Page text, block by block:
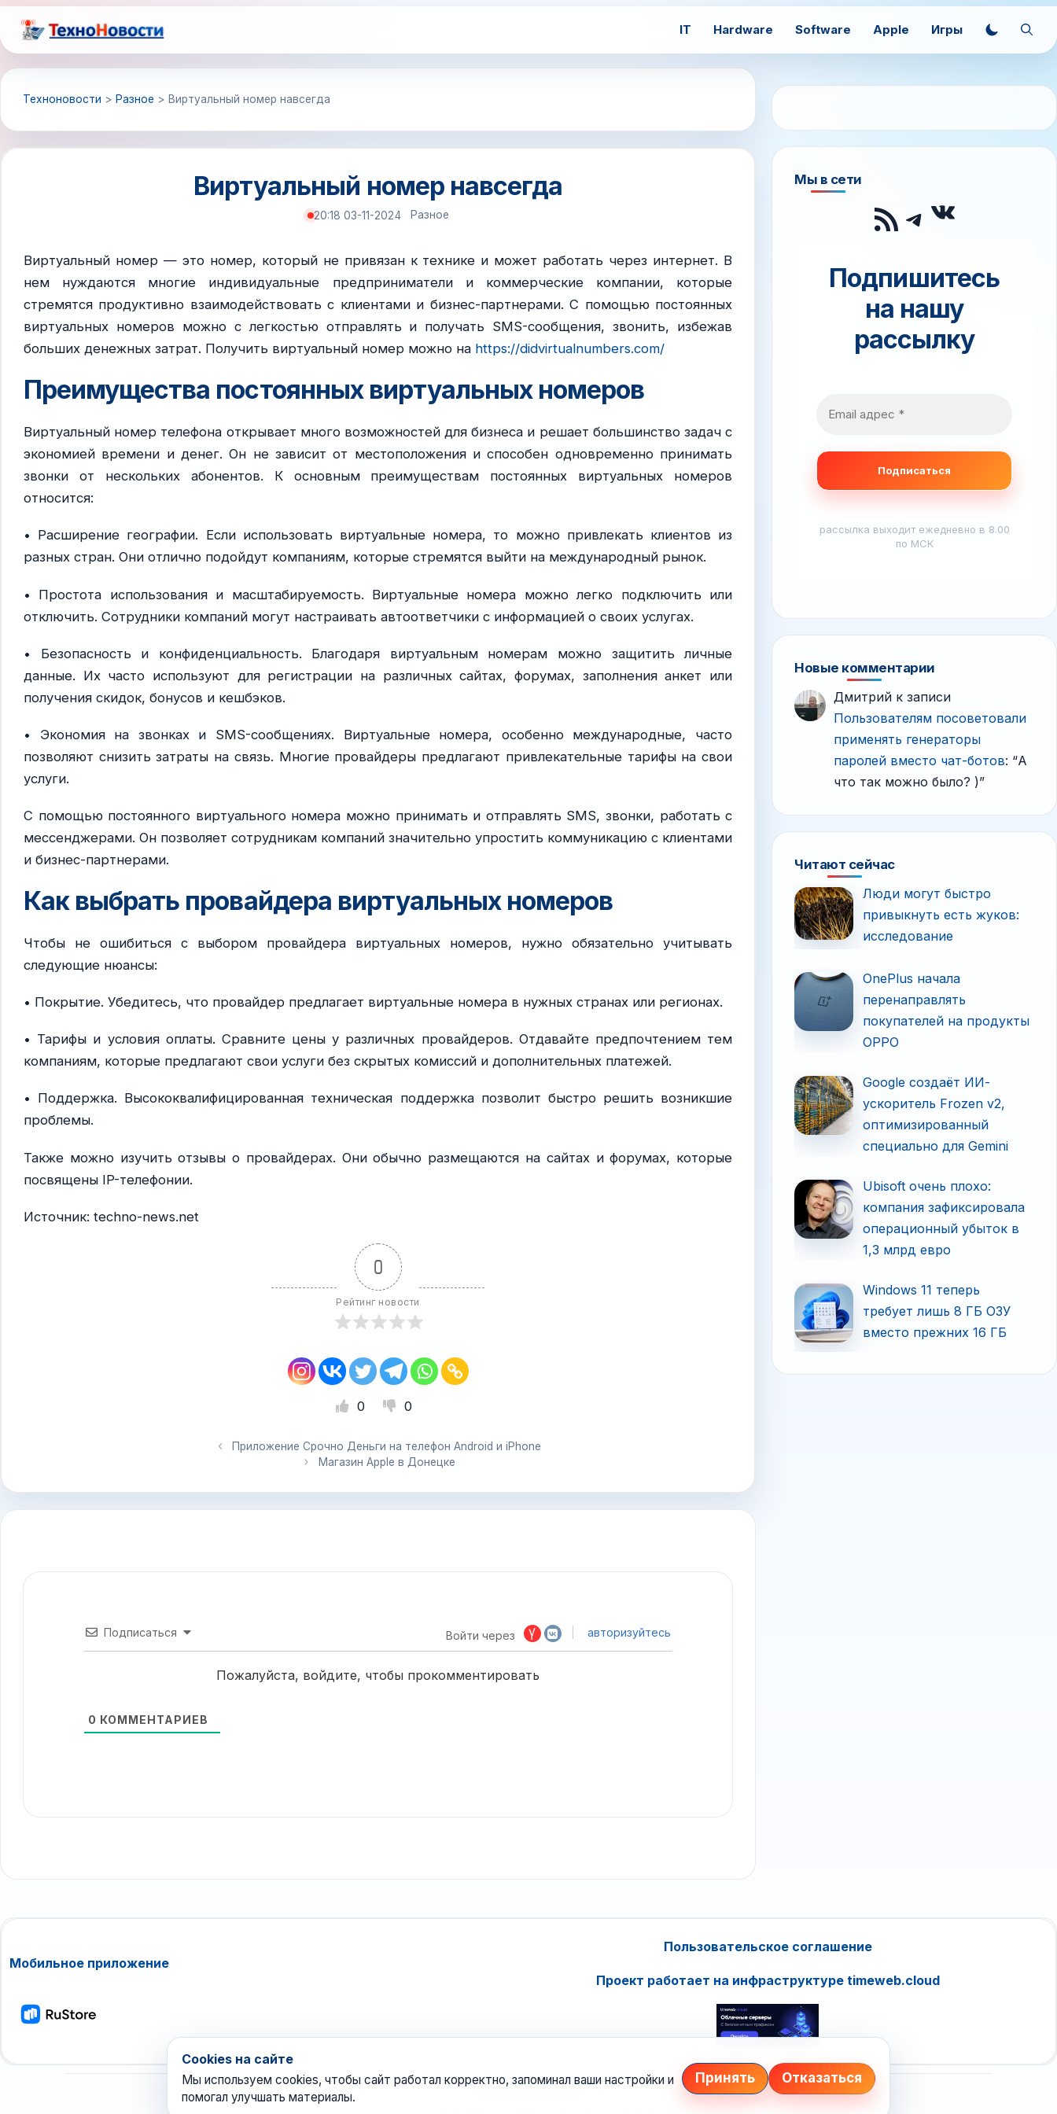
Перейти
к
содержимому
IT Hardware Software Apple Игры
Техноновости > Разное > Виртуальный номер навсегда
Виртуальный номер навсегда
20:18 03-11-2024 Разное
Виртуальный номер — это номер, который не привязан к технике и может работать через интернет. В
нем нуждаются многие индивидуальные предприниматели и коммерческие компании, которые
стремятся продуктивно взаимодействовать с клиентами и бизнес-партнерами. С помощью постоянных
виртуальных номеров можно с легкостью отправлять и получать SMS-сообщения, звонить, избежав
больших денежных затрат. Получить виртуальный номер можно на https://didvirtualnumbers.com/
Преимущества постоянных виртуальных номеров
Виртуальный номер телефона открывает много возможностей для бизнеса и решает большинство задач с
экономией времени и денег. Он не зависит от местоположения и способен одновременно принимать
звонки от нескольких абонентов. К основным преимуществам постоянных виртуальных номеров
относится:
• Расширение географии. Если использовать виртуальные номера, то можно привлекать клиентов из
разных стран. Они отлично подойдут компаниям, которые стремятся выйти на международный рынок.
• Простота использования и масштабируемость. Виртуальные номера можно легко подключить или
отключить. Сотрудники компаний могут настраивать автоответчики с информацией о своих услугах.
• Безопасность и конфиденциальность. Благодаря виртуальным номерам можно защитить личные
данные. Их часто используют для регистрации на различных сайтах, форумах, заполнения анкет или
получения скидок, бонусов и кешбэков.
• Экономия на звонках и SMS-сообщениях. Виртуальные номера, особенно международные, часто
позволяют снизить затраты на связь. Многие провайдеры предлагают привлекательные тарифы на свои
услуги.
С помощью постоянного виртуального номера можно принимать и отправлять SMS, звонки, работать с
мессенджерами. Он позволяет сотрудникам компаний значительно упростить коммуникацию с клиентами
и бизнес-партнерами.
Как выбрать провайдера виртуальных номеров
Чтобы не ошибиться с выбором провайдера виртуальных номеров, нужно обязательно учитывать
следующие нюансы:
• Покрытие. Убедитесь, что провайдер предлагает виртуальные номера в нужных странах или регионах.
• Тарифы и условия оплаты. Сравните цены у различных провайдеров. Отдавайте предпочтением тем
компаниям, которые предлагают свои услуги без скрытых комиссий и дополнительных платежей.
• Поддержка. Высококвалифицированная техническая поддержка позволит быстро решить возникшие
проблемы.
Также можно изучить отзывы о провайдерах. Они обычно размещаются на сайтах и форумах, которые
посвящены IP-телефонии.
Источник: techno-news.net
0
Рейтинг новости
0 0
Приложение Срочно Деньги на телефон Android и iPhone
Магазин Apple в Донецке
Подписаться Войти через авторизуйтесь
Пожалуйста, войдите, чтобы прокомментировать
0 КОММЕНТАРИЕВ
Мы в сети
RSS-лента
Telegram
Подпишитесь
на нашу
рассылку
рассылка выходит ежедневно в 8.00
по МСК
Новые комментарии
Дмитрий к записи
Пользователям посоветовали
применять генераторы
паролей вместо чат-ботов: “А
что так можно было? )”
Читают сейчас
Люди могут быстро
привыкнуть есть жуков:
исследование
OnePlus начала
перенаправлять
покупателей на продукты
OPPO
Google создаёт ИИ-
ускоритель Frozen v2,
оптимизированный
специально для Gemini
Ubisoft очень плохо:
компания зафиксировала
операционный убыток в
1,3 млрд евро
Windows 11 теперь
требует лишь 8 ГБ ОЗУ
вместо прежних 16 ГБ
Мобильное приложение
Пользовательское соглашение
Проект работает на инфраструктуре timeweb.cloud
Cookies на сайте
Мы используем cookies, чтобы сайт работал корректно, запоминал ваши настройки и
помогал улучшать материалы.
Принять Отказаться